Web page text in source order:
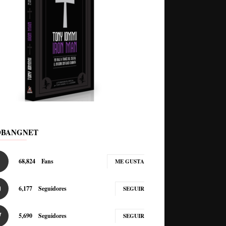
68,824 Fans ME GUSTA
6,177 Seguidores SEGUIR
5,690 Seguidores SEGUIR